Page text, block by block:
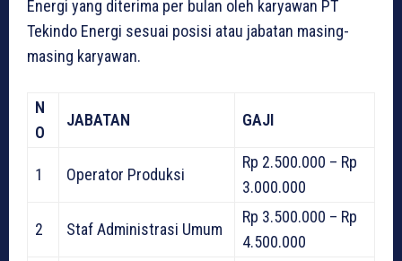
Energi yang diterima per bulan oleh karyawan PT
Tekindo Energi sesuai posisi atau jabatan masing-
masing karyawan.
N
O
JABATAN GAJI
1 Operator Produksi
Rp 2.500.000 – Rp
3.000.000
2 Staf Administrasi Umum
Rp 3.500.000 – Rp
4.500.000